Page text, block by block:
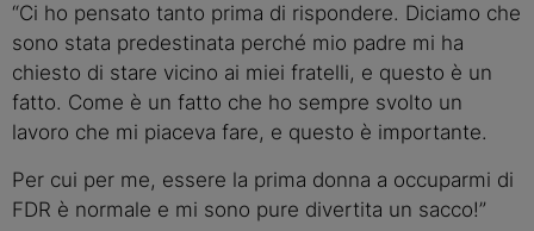
“Ci ho pensato tanto prima di rispondere. Diciamo che
sono stata predestinata perché mio padre mi ha
chiesto di stare vicino ai miei fratelli, e questo è un
fatto. Come è un fatto che ho sempre svolto un
lavoro che mi piaceva fare, e questo è importante.
Per cui per me, essere la prima donna a occuparmi di
FDR è normale e mi sono pure divertita un sacco!”